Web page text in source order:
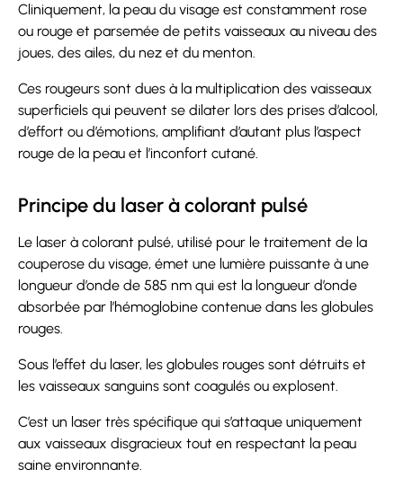
Cliniquement, la peau du visage est constamment rose
ou rouge et parsemée de petits vaisseaux au niveau des
joues, des ailes, du nez et du menton.
Ces rougeurs sont dues à la multiplication des vaisseaux
superficiels qui peuvent se dilater lors des prises d’alcool,
d’effort ou d’émotions, amplifiant d’autant plus l’aspect
rouge de la peau et l’inconfort cutané.
Principe du laser à colorant pulsé
Le laser à colorant pulsé, utilisé pour le traitement de la
couperose du visage, émet une lumière puissante à une
longueur d’onde de 585 nm qui est la longueur d’onde
absorbée par l’hémoglobine contenue dans les globules
rouges.
Sous l’effet du laser, les globules rouges sont détruits et
les vaisseaux sanguins sont coagulés ou explosent.
C’est un laser très spécifique qui s’attaque uniquement
aux vaisseaux disgracieux tout en respectant la peau
saine environnante.